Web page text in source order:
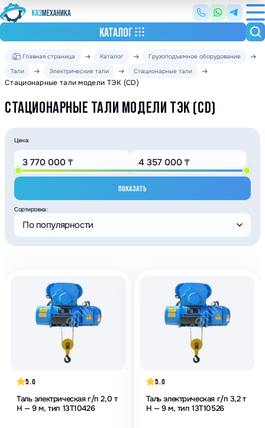
КАТАЛОГ
Главная страница Каталог
Грузоподъемное оборудование
Тали
Электрические тали Стационарные тали
Стационарные тали модели ТЭК (CD)
СТАЦИОНАРНЫЕ ТАЛИ МОДЕЛИ ТЭК (CD)
Цена:
ПОКАЗАТЬ
Сортировка:
По популярности
5.0
Таль электрическая г/п 2,0 т
Н — 9 м, тип 13Т10426
5.0
Таль электрическая г/п 3,2 т
Н — 9 м, тип 13Т10526